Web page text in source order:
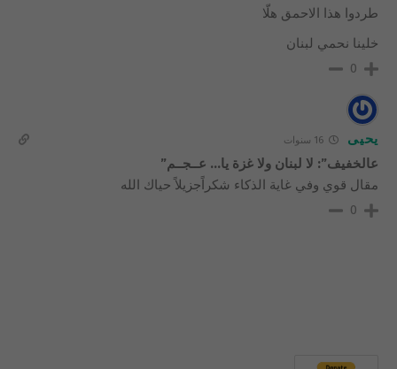
طردوا هذا الاحمق هلّا
خلينا نحمي لبنان
0
يحيى 16 سنوات
عالخفيف”: لا لبنان ولا غزة يا… عــجــم”
مقال قوي وفي غاية الذكاء شكراًجزيلاً حياك الله
0